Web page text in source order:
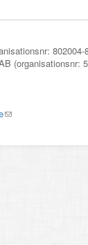
802004-
(organisationsnr:
(link